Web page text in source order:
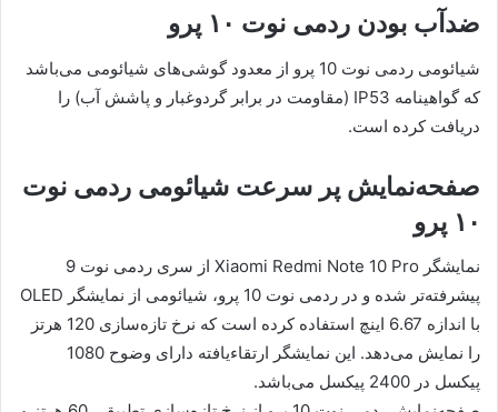
ضدآب بودن ردمی نوت ۱۰ پرو
شیائومی ردمی نوت 10 پرو از معدود گوشی‌های شیائومی می‌باشد
که گواهینامه IP53 (مقاومت در برابر گردوغبار و پاشش آب) را
دریافت کرده است.
صفحه‌نمایش پر سرعت شیائومی ردمی نوت
۱۰ پرو
نمایشگر Xiaomi Redmi Note 10 Pro از سری ردمی نوت 9
پیشرفته‌تر شده و در ردمی نوت 10 پرو، شیائومی از نمایشگر OLED
با اندازه 6.67 اینچ استفاده کرده است که نرخ تازه‌سازی 120 هرتز
را نمایش می‌دهد. این نمایشگر ارتقاء‌یافته دارای وضوح 1080
پیکسل در 2400 پیکسل می‌باشد.